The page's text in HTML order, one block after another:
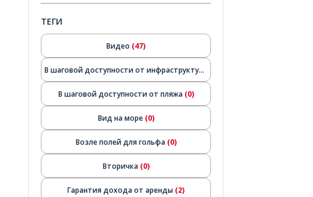
ТЕГИ
Видео (47)
В шаговой доступности от инфраструктуры
В шаговой доступности от пляжа (0)
Вид на море (0)
Возле полей для гольфа (0)
Вторичка (0)
Гарантия дохода от аренды (2)